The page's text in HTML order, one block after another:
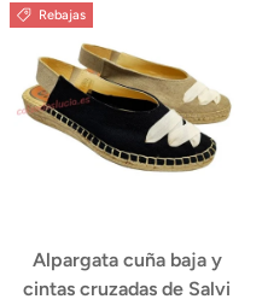
Rebajas
Alpargata cuña baja y
cintas cruzadas de Salvi